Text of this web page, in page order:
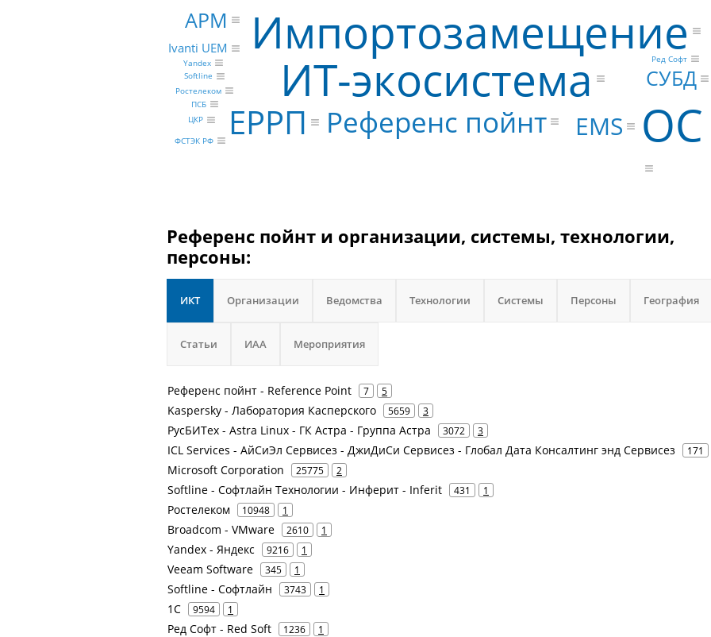
ИТ-экосистема
ОС
Импортозамещение
ЕРРП Референс пойнт EMS
СУБД
АРМ
Ivanti UEM
Softline
Ростелеком
Yandex
ПСБ
ЦКР
ФСТЭК РФ
Ред Софт
Референс пойнт и организации, системы, технологии,
персоны:
ИКТ Организации Ведомства Технологии Системы Персоны География
Статьи ИАА Мероприятия
Референс пойнт - Reference Point 7 5
Kaspersky - Лаборатория Касперского 5659 3
РусБИТех - Astra Linux - ГК Астра - Группа Астра 3072 3
ICL Services - АйСиЭл Сервисез - ДжиДиСи Сервисез - Глобал Дата Консалтинг энд Сервисез 171
Microsoft Corporation 25775 2
Softline - Софтлайн Технологии - Инферит - Inferit 431 1
Ростелеком 10948 1
Broadcom - VMware 2610 1
Yandex - Яндекс 9216 1
Veeam Software 345 1
Softline - Софтлайн 3743 1
1С 9594 1
Ред Софт - Red Soft 1236 1